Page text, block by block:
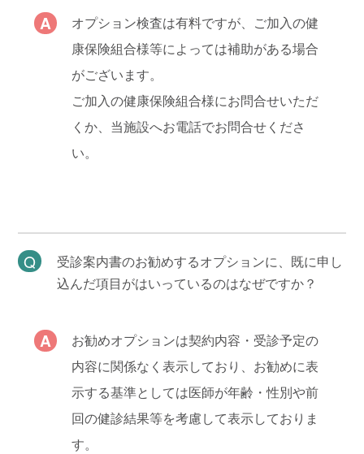
オプション検査は有料ですが、ご加入の健
康保険組合様等によっては補助がある場合
がございます。
ご加入の健康保険組合様にお問合せいただ
くか、当施設へお電話でお問合せくださ
い。
受診案内書のお勧めするオプションに、既に申し
込んだ項目がはいっているのはなぜですか？
お勧めオプションは契約内容・受診予定の
内容に関係なく表示しており、お勧めに表
示する基準としては医師が年齢・性別や前
回の健診結果等を考慮して表示しておりま
す。